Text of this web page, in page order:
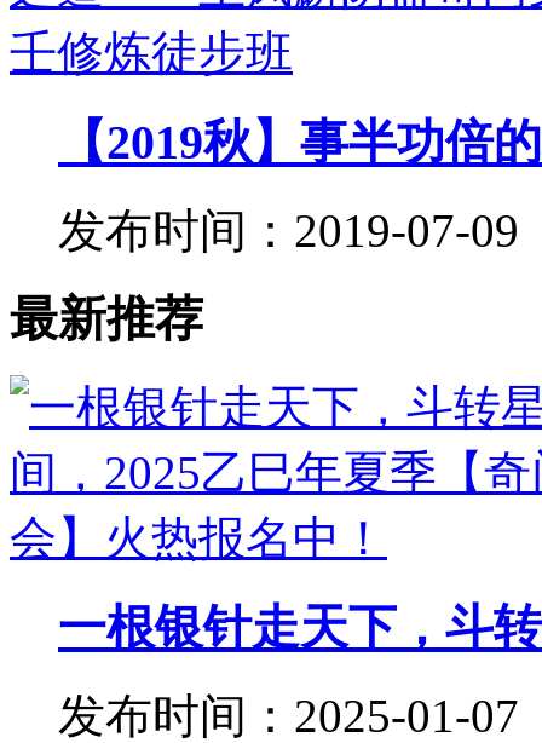
【2019秋】事半功
发布时间：2019-07-09
最新推荐
一根银针走天下，斗
发布时间：2025-01-07